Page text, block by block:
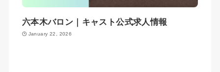
六本木バロン｜キャスト公式求人情報
January 22, 2026